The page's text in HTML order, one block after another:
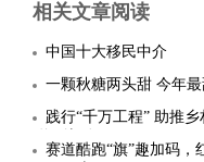
相关文章阅读
中国十大移民中介
一颗秋糖两头甜 今年
践行“千万工程” 助推
赛道酷跑“旗”趣加码，